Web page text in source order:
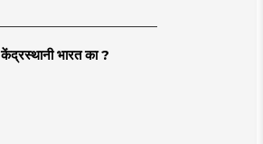
केंद्रस्थानी भारत का ?